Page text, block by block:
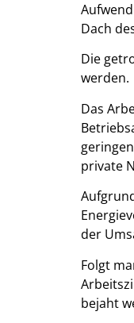
Dach
Die
werden.
Das
private
der
Folgt
bejaht